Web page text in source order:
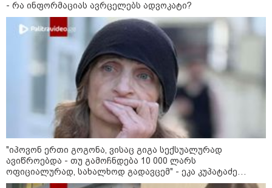
08:52 / 08-08-2026
2008 წლის რუსეთ-
საქართველოს ომის მე-18
წლისთავთან დაკავშირებით
ადმინისტრაციულ შენობებზე
სახელმწიფო დროშები დაეშვა
08:49 / 08-08-2026
"არასდროს მითქვამს, რომ
ჩვენები ხელებაწეულს ან
დატყვევებულს "ხვრეტდნენ", ეგ
არასდროს მინახავს და არც
რაიმე ფაქტი ვიცი" - გიორგი
ბარამიძე
- რა ინფორმაციას ავრცელებს ადვოკატი?
"იპოვონ ერთი გოგონა, ვისაც გიგა სექსუალურად
ავიწროებდა - თუ გამოჩნდება 10 000 ლარს
ოფიციალურად, სახალხოდ გადავცემ" - ეკა კუპატაძე
განცხადებას ავრცელებს